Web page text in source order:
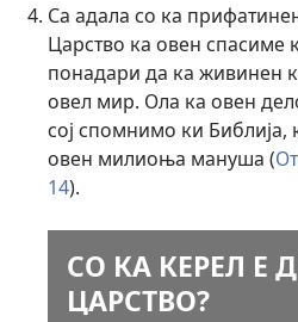
Са адала со ка
Царство ка овен спасиме
понадари да ка живинен
овел мир. Ола ка овен
сој спомнимо ки Библија,
овен милиоња мануша (
14).
СО КА КЕРЕЛ Е
ЦАРСТВО?